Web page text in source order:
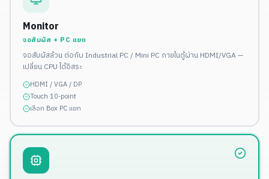
Monitor
จอสัมผัส + PC แยก
จอสัมผัสล้วน ต่อกับ Industrial PC / Mini PC ภายในตู้ผ่าน HDMI/VGA —
เปลี่ยน CPU ได้อิสระ
HDMI / VGA / DP
Touch 10-point
เลือก Box PC แยก